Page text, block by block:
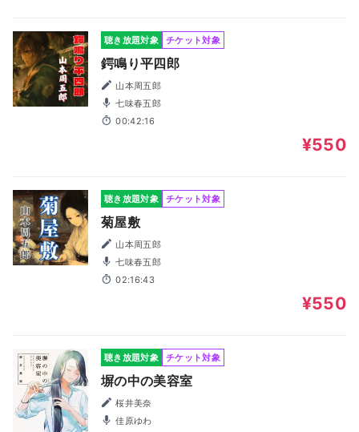
聴き放題対象 チケット対象
鍔鳴り平四郎
山本周五郎
七味春五郎
00:42:16
¥550
聴き放題対象 チケット対象
菊屋敷
山本周五郎
七味春五郎
02:16:43
¥550
聴き放題対象 チケット対象
塀の中の美容室
桜井美奈
佳原ゆわ